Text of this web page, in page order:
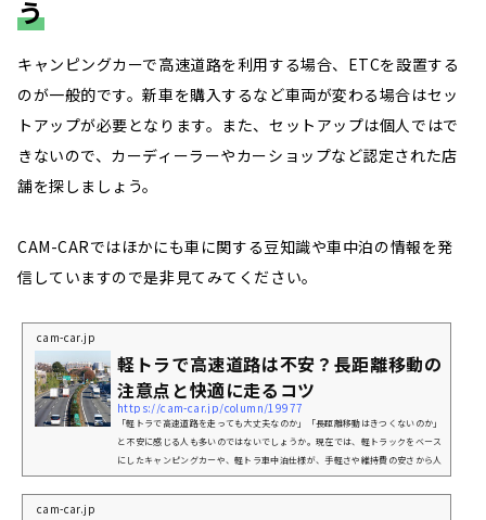
う
キャンピングカーで高速道路を利用する場合、ETCを設置する
のが一般的です。新車を購入するなど車両が変わる場合はセッ
トアップが必要となります。また、セットアップは個人ではで
きないので、カーディーラーやカーショップなど認定された店
舗を探しましょう。
CAM-CARではほかにも車に関する豆知識や車中泊の情報を発
信していますので是非見てみてください。
cam-car.jp
軽トラで高速道路は不安？長距離移動の
注意点と快適に走るコツ
https://cam-car.jp/column/19977
「軽トラで高速道路を走っても大丈夫なのか」「長距離移動はきつくないのか」
と不安に感じる人も多いのではないでしょうか。現在では、軽トラックをベース
にしたキャンピングカーや、軽トラ車中泊仕様が、手軽さや維持費の安さから人
気が高まっているんです。普通車や大型キャンピングカーと比べると、軽トラは
構造や性能に違いがあります。そのため、高速道路を走る際には、事前に知って
cam-car.jp